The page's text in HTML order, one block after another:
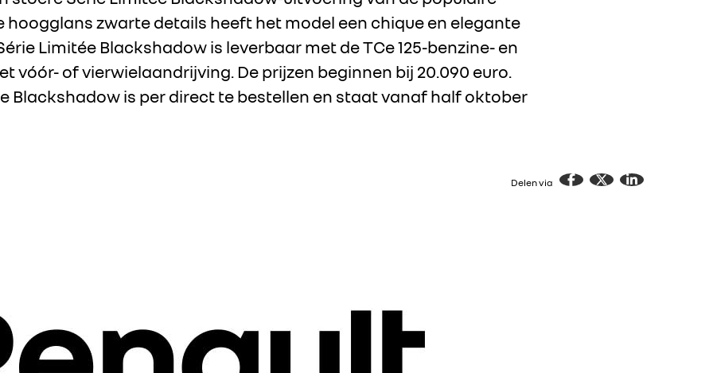
hoogglans zwarte details heeft het model een chique en elegante
Limitée Blackshadow is leverbaar met de TCe 125-benzine- en
vóór- of vierwielaandrijving. De prijzen beginnen bij 20.090 euro.
Blackshadow is per direct te bestellen en staat vanaf half oktober
Delen via